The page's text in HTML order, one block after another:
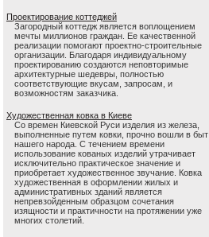
Проектирование коттеджей
Загородный коттедж является воплощением
мечты миллионов граждан. Ее качественной
реализации помогают проектно-строительные
организации. Благодаря индивидуальному
проектированию создаются неповторимые
архитектурные шедевры, полностью
соответствующие вкусам, запросам, и
возможностям заказчика.
Художественная ковка в Киеве
Со времен Киевской Руси изделия из железа,
выполненные путем ковки, прочно вошли в быт
нашего народа. С течением времени
использование кованых изделий утрачивает
исключительно практическое значение и
приобретает художественное звучание. Ковка
художественная в оформлении жилых и
административных зданий является
непревзойденным образцом сочетания
изящности и практичности на протяжении уже
многих столетий.